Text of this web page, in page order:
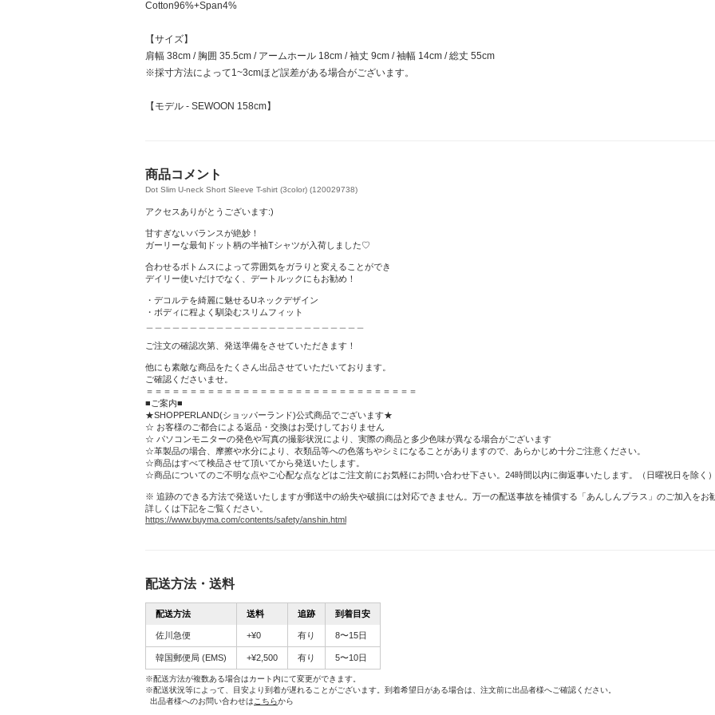
Cotton96%+Span4%
【サイズ】
肩幅 38cm / 胸囲 35.5cm / アームホール 18cm / 袖丈 9cm / 袖幅 14cm / 総丈 55cm
※採寸方法によって1~3cmほど誤差がある場合がございます。
【モデル - SEWOON 158cm】
商品コメント
Dot Slim U-neck Short Sleeve T-shirt (3color) (120029738)
アクセスありがとうございます:)
甘すぎないバランスが絶妙！
ガーリーな最旬ドット柄の半袖Tシャツが入荷しました♡
合わせるボトムスによって雰囲気をガラりと変えることができ
デイリー使いだけでなく、デートルックにもお勧め！
・デコルテを綺麗に魅せるUネックデザイン
・ボディに程よく馴染むスリムフィット
ご注文の確認次第、発送準備をさせていただきます！
他にも素敵な商品をたくさん出品させていただいております。
ご確認くださいませ。
＝＝＝＝＝＝＝＝＝＝＝＝＝＝＝＝＝＝＝＝＝＝＝＝＝＝＝＝＝＝＝
■ご案内■
★SHOPPERLAND(ショッパーランド)公式商品でございます★
☆ お客様のご都合による返品・交換はお受けしておりません
☆ パソコンモニターの発色や写真の撮影状況により、実際の商品と多少色味が異なる場合がございます
☆革製品の場合、摩擦や水分により、衣類品等への色落ちやシミになることがありますので、あらかじめ十分ご注意ください。
☆商品はすべて検品させて頂いてから発送いたします。
☆商品についてのご不明な点やご心配な点などはご注文前にお気軽にお問い合わせ下さい。24時間以内に御返事いたします。（日曜祝日を除く）
※ 追跡のできる方法で発送いたしますが郵送中の紛失や破損には対応できません。万一の配送事故を補償する「あんしんプラス」のご加入をお
詳しくは下記をご覧ください。
https://www.buyma.com/contents/safety/anshin.html
配送方法・送料
配送方法 送料 追跡 到着目安
佐川急便 +¥0 有り 8〜15日
韓国郵便局 (EMS) +¥2,500 有り 5〜10日
※配送方法が複数ある場合はカート内にて変更ができます。
※配送状況等によって、目安より到着が遅れることがございます。到着希望日がある場合は、注文前に出品者様へご確認ください。
出品者様へのお問い合わせは こちらから